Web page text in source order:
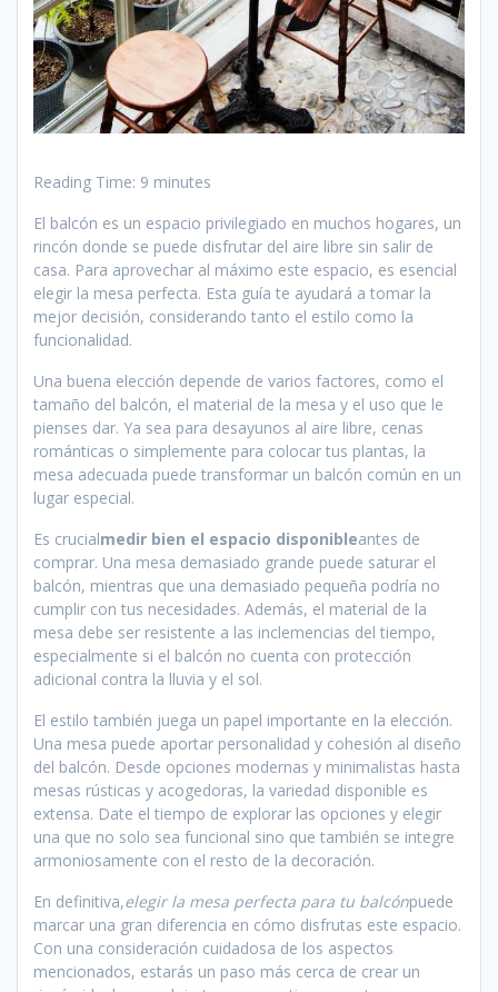
Reading Time: 9 minutes
El balcón es un espacio privilegiado en muchos hogares, un
rincón donde se puede disfrutar del aire libre sin salir de
casa. Para aprovechar al máximo este espacio, es esencial
elegir la mesa perfecta. Esta guía te ayudará a tomar la
mejor decisión, considerando tanto el estilo como la
funcionalidad.
Una buena elección depende de varios factores, como el
tamaño del balcón, el material de la mesa y el uso que le
pienses dar. Ya sea para desayunos al aire libre, cenas
románticas o simplemente para colocar tus plantas, la
mesa adecuada puede transformar un balcón común en un
lugar especial.
Es crucialmedir bien el espacio disponibleantes de
comprar. Una mesa demasiado grande puede saturar el
balcón, mientras que una demasiado pequeña podría no
cumplir con tus necesidades. Además, el material de la
mesa debe ser resistente a las inclemencias del tiempo,
especialmente si el balcón no cuenta con protección
adicional contra la lluvia y el sol.
El estilo también juega un papel importante en la elección.
Una mesa puede aportar personalidad y cohesión al diseño
del balcón. Desde opciones modernas y minimalistas hasta
mesas rústicas y acogedoras, la variedad disponible es
extensa. Date el tiempo de explorar las opciones y elegir
una que no solo sea funcional sino que también se integre
armoniosamente con el resto de la decoración.
En definitiva,elegir la mesa perfecta para tu balcónpuede
marcar una gran diferencia en cómo disfrutas este espacio.
Con una consideración cuidadosa de los aspectos
mencionados, estarás un paso más cerca de crear un